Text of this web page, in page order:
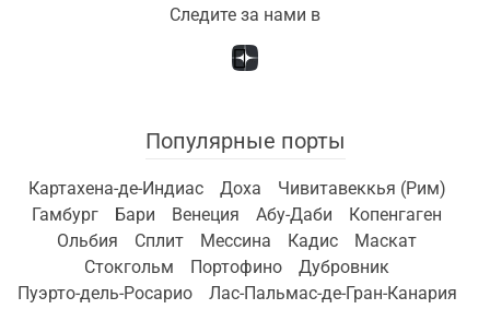
Следите за нами в
Популярные порты
Картахена-де-Индиас Доха
Чивитавеккья (Рим)
Гамбург
Бари Венеция Абу-Даби
Копенгаген
Ольбия
Сплит Мессина Кадис
Маскат
Стокгольм
Портофино
Дубровник
Пуэрто-дель-Росарио
Лас-Пальмас-де-Гран-Канария